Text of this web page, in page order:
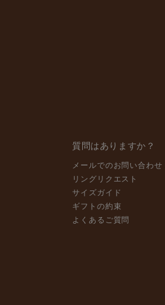
質問はありますか？
メールでのお問い合わせ
リングリクエスト
サイズガイド
ギフトの約束
よくあるご質問